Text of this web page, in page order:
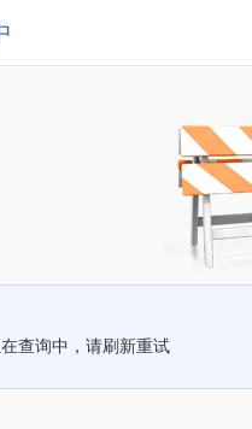
查询中，请刷新重试